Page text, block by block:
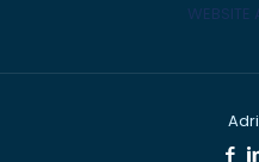
WEBSITE